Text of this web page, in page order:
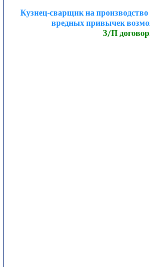
Кузнец-сварщик на производство
вредных привычек
З/П